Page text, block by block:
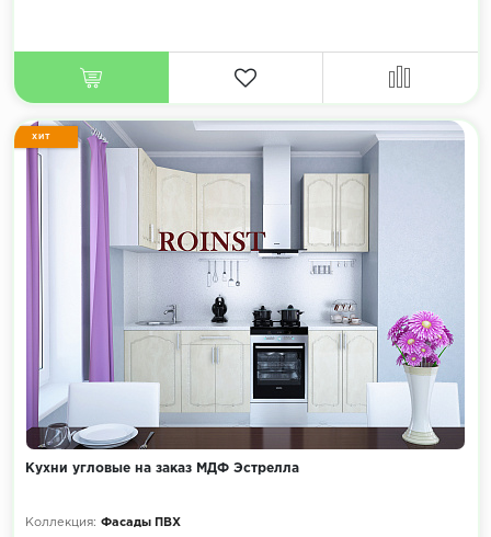
ХИТ
Кухни угловые на заказ МДФ Эстрелла
Коллекция: Фасады ПВХ